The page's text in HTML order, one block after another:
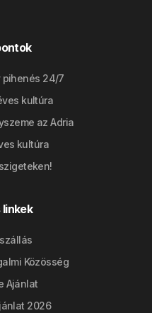
pihenés 24/7
kultúra
az Adria
kultúra
linkek
Közösség
Ajánlat
2026